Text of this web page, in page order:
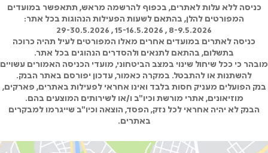
כניסה ללא עלות לאתרים, בכפוף להרשמה מראש, תתאפשר במועדים
המפורטים להלן, בהתאם לשעות הפעילות הנהוגות בכל אתר:
8-9.5.2026 , 15-16.5.2026 , 29-30.5.2026
כניסה לאתרים במועדים אחרים מאלו המפורטים לעיל תהיה כרוכה
בתשלום, בהתאם לתנאים ולהסדרים הנהוגים בכל אתר.
מובהר כי ככל שיחול שינוי במצב הביטחוני, מועדי הכניסה האמורים עשויים
להשתנות או להתבטל. במקרה כאמור, עדכון יפורסם באתר הבנק.
בנק הפועלים מעניק חסות בלבד ואינו אחראי לפעילות באתרים, פארקים,
מוזיאונים, אתרי מורשת וכיו"ב ו/או לשירותים המוצעים בהם.
הבנק לא יהיה אחראי לכל נזק, הפסד, הוצאה וכיו"ב שייגרמו למבקרים
באתרים.